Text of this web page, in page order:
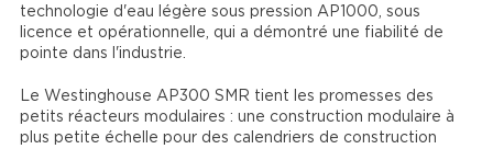
technologie d'eau légère sous pression AP1000, sous
licence et opérationnelle, qui a démontré une fiabilité de
pointe dans l'industrie.
Le Westinghouse AP300 SMR tient les promesses des
petits réacteurs modulaires : une construction modulaire à
plus petite échelle pour des calendriers de construction